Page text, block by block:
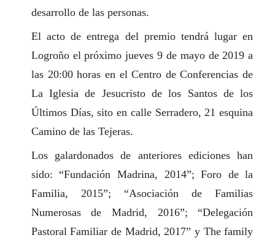
desarrollo de las personas.
El acto de entrega del premio tendrá lugar en
Logroño el próximo jueves 9 de mayo de 2019 a
las 20:00 horas en el Centro de Conferencias de
La Iglesia de Jesucristo de los Santos de los
Últimos Días, sito en calle Serradero, 21 esquina
Camino de las Tejeras.
Los galardonados de anteriores ediciones han
sido: “Fundación Madrina, 2014”; Foro de la
Familia, 2015”; “Asociación de Familias
Numerosas de Madrid, 2016”; “Delegación
Pastoral Familiar de Madrid, 2017” y The family